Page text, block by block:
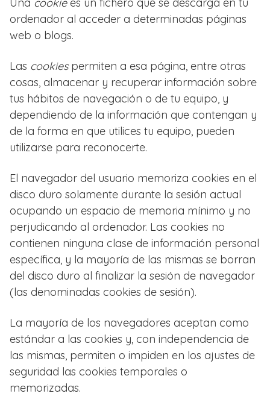
Una cookiees un fichero que se descarga en tu
ordenador al acceder a determinadas páginas
web o blogs.
Las cookiespermiten a esa página, entre otras
cosas, almacenar y recuperar información sobre
tus hábitos de navegación o de tu equipo, y
dependiendo de la información que contengan y
de la forma en que utilices tu equipo, pueden
utilizarse para reconocerte.
El navegador del usuario memoriza cookies en el
disco duro solamente durante la sesión actual
ocupando un espacio de memoria mínimo y no
perjudicando al ordenador. Las cookies no
contienen ninguna clase de información personal
específica, y la mayoría de las mismas se borran
del disco duro al finalizar la sesión de navegador
(las denominadas cookies de sesión).
La mayoría de los navegadores aceptan como
estándar a las cookies y, con independencia de
las mismas, permiten o impiden en los ajustes de
seguridad las cookies temporales o
memorizadas.